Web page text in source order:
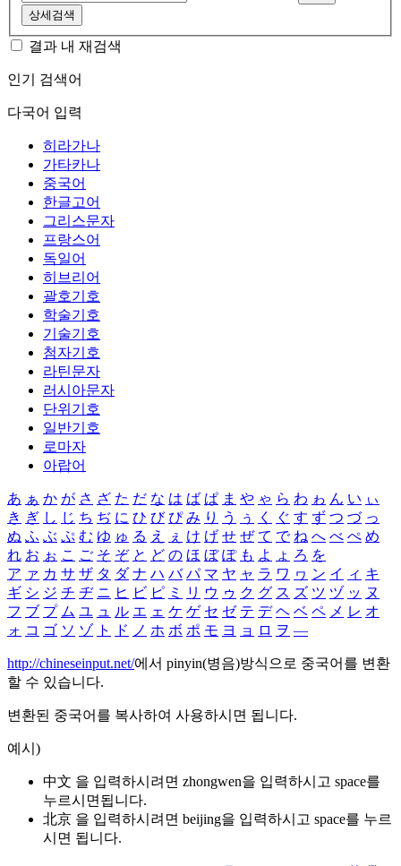
상세검색
결과 내 재검색
인기 검색어
다국어 입력
히라가나
가타카나
중국어
한글고어
그리스문자
프랑스어
독일어
히브리어
괄호기호
학술기호
기술기호
첨자기호
라틴문자
러시아문자
단위기호
일반기호
로마자
아랍어
あ ぁ か が さ ざ た だ な は ば ぱ ま や ゃ ら わ ゎ ん い ぃ
き ぎ し じ ち ぢ に ひ び ぴ み り う ぅ く ぐ す ず つ づ っ
ぬ ふ ぶ ぷ む ゆ ゅ る え ぇ け げ せ ぜ て で ね へ べ ぺ め
れ お ぉ こ ご そ ぞ と ど の ほ ぼ ぽ も よ ょ ろ を
ア ァ カ サ ザ タ ダ ナ ハ バ パ マ ヤ ャ ラ ワ ヮ ン イ ィ キ
ギ シ ジ チ ヂ ニ ヒ ビ ピ ミ リ ウ ゥ ク グ ス ズ ツ ヅ ッ ヌ
フ ブ プ ム ユ ュ ル エ ェ ケ ゲ セ ゼ テ デ ヘ ベ ペ メ レ オ
ォ コ ゴ ソ ゾ ト ド ノ ホ ボ ポ モ ヨ ョ ロ ヲ ―
http://chineseinput.net/에서 pinyin(병음)방식으로 중국어를 변환
할 수 있습니다.
변환된 중국어를 복사하여 사용하시면 됩니다.
예시)
中文 을 입력하시려면 zhongwen을 입력하시고 space를
누르시면됩니다.
北京 을 입력하시려면 beijing을 입력하시고 space를 누르
시면 됩니다.